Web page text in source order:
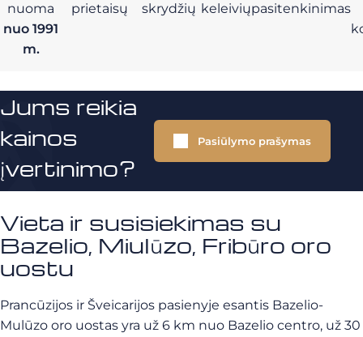
nuoma
nuo 1991
m.
prietaisų
skrydžių keleiviųpasitenkinimas
Jums reikia
kainos
įvertinimo?
Pasiūlymo prašymas
Vieta ir susisiekimas su
Bazelio, Miulūzo, Fribūro oro
uostu
Prancūzijos ir Šveicarijos pasienyje esantis Bazelio-
Mulūzo oro uostas yra už 6 km nuo Bazelio centro, už 30